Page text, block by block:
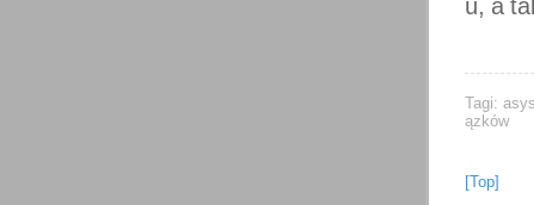
u, a
Tagi:
ązków
[Top]